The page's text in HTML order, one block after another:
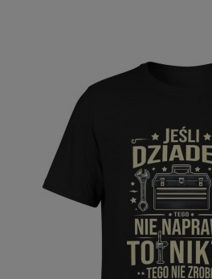
„Stary Piernik” na pewno
twarzy obdarowanego. Zamów
specjalny dzień lub też na zupełnie